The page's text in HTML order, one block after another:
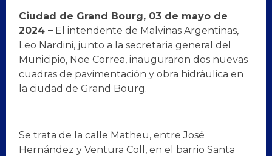
Ciudad de Grand Bourg, 03 de mayo de
2024 – El intendente de Malvinas Argentinas,
Leo Nardini, junto a la secretaria general del
Municipio, Noe Correa, inauguraron dos nuevas
cuadras de pavimentación y obra hidráulica en
la ciudad de Grand Bourg.
Se trata de la calle Matheu, entre José
Hernández y Ventura Coll, en el barrio Santa